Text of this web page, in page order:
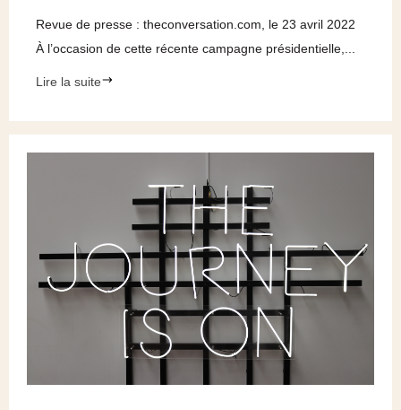
Revue de presse : theconversation.com, le 23 avril 2022
À l’occasion de cette récente campagne présidentielle,...
Lire la suite